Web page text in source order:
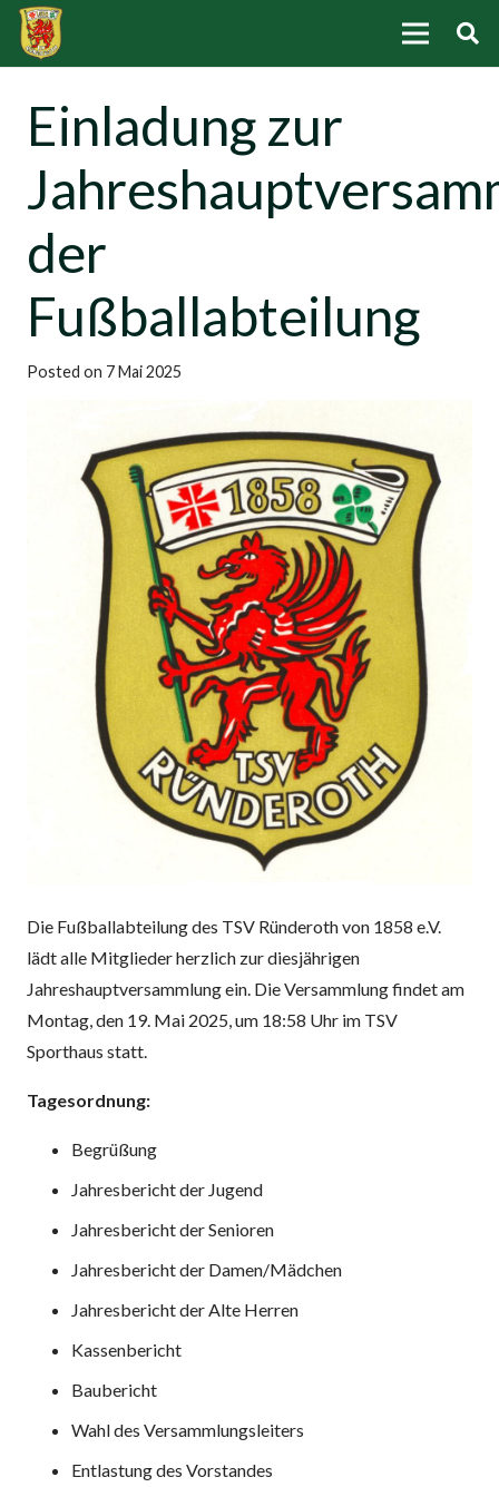
Einladung zur
der
Fußballabteilung
Posted on 7 Mai 2025
Die Fußballabteilung des TSV Ründeroth von 1858 e.V.
lädt alle Mitglieder herzlich zur diesjährigen
Jahreshauptversammlung ein. Die Versammlung findet am
Montag, den 19. Mai 2025, um 18:58 Uhr im TSV
Sporthaus statt.
Tagesordnung:
Begrüßung
Jahresbericht der Jugend
Jahresbericht der Senioren
Jahresbericht der Damen/Mädchen
Jahresbericht der Alte Herren
Kassenbericht
Baubericht
Wahl des Versammlungsleiters
Entlastung des Vorstandes